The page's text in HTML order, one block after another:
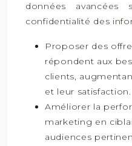
données avancées
confidentialité des
Proposer des
répondent aux
clients,
et leur satisfaction.
Améliorer la
marketing en
audiences